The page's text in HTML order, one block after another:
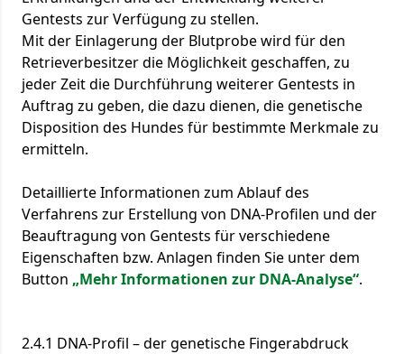
Gentests zur Verfügung zu stellen.
Mit der Einlagerung der Blutprobe wird für den
Retrieverbesitzer die Möglichkeit geschaffen, zu
jeder Zeit die Durchführung weiterer Gentests in
Auftrag zu geben, die dazu dienen, die genetische
Disposition des Hundes für bestimmte Merkmale zu
ermitteln.
Detaillierte Informationen zum Ablauf des
Verfahrens zur Erstellung von DNA-Profilen und der
Beauftragung von Gentests für verschiedene
Eigenschaften bzw. Anlagen finden Sie unter dem
Button „Mehr Informationen zur DNA-Analyse“.
2.4.1 DNA-Profil – der genetische Fingerabdruck